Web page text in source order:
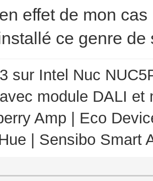
effet de mon
ce genre de
sur Intel Nuc
module DALI
Amp | Eco
| Sensibo Smart